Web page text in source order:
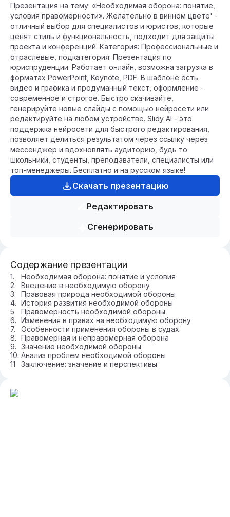
Презентация на тему: «Необходимая оборона: понятие,
условия правомерности». Желательно в винном цвете' -
отличный выбор для специалистов и юристов, которые
ценят стиль и функциональность, подходит для защиты
проекта и конференций. Категория: Профессиональные и
отраслевые, подкатегория: Презентация по
юриспруденции. Работает онлайн, возможна загрузка в
форматах PowerPoint, Keynote, PDF. В шаблоне есть
видео и графика и продуманный текст, оформление -
современное и строгое. Быстро скачивайте,
генерируйте новые слайды с помощью нейросети или
редактируйте на любом устройстве. Slidy AI - это
поддержка нейросети для быстрого редактирования,
позволяет делиться результатом через ссылку через
мессенджер и вдохновлять аудиторию, будь то
школьники, студенты, преподаватели, специалисты или
топ-менеджеры. Бесплатно и на русском языке!
Скачать презентацию
Редактировать
Сгенерировать
Содержание презентации
Необходимая оборона: понятие и условия
Введение в необходимую оборону
Правовая природа необходимой обороны
История развития необходимой обороны
Правомерность необходимой обороны
Изменения в правах на необходимую оборону
Особенности применения обороны в судах
Правомерная и неправомерная оборона
Значение необходимой обороны
Анализ проблем необходимой обороны
Заключение: значение и перспективы